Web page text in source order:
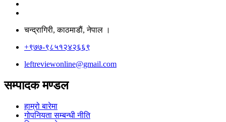
चन्द्रागिरी, काठमाडाैं, नेपाल ।
+९७७-९८५१२४२६६९
leftreviewonline@gmail.com
सम्पादक मण्डल
हाम्रो बारेमा
गोपनियता सम्बन्धी नीति